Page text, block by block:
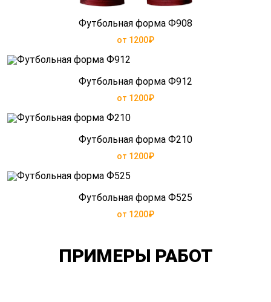
Футбольная форма Ф908
от 1200₽
Футбольная форма Ф912
от 1200₽
Футбольная форма Ф210
от 1200₽
Футбольная форма Ф525
от 1200₽
ПРИМЕРЫ РАБОТ